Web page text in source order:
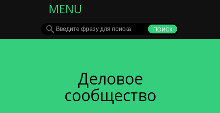
MENU
Деловое
сообщество